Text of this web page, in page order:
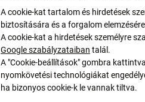
FixPremium
FixPremium - MagSafe Duo
A cookie-kat tartalom és hirdetések
biztosítására és a forgalom
A cookie-kat a hirdetések személyre
Google szabályzataiban talál.
A "Cookie-beállítások" gombra
nyomkövetési technológiákat
ha bizonyos cookie-k le vannak tiltva.